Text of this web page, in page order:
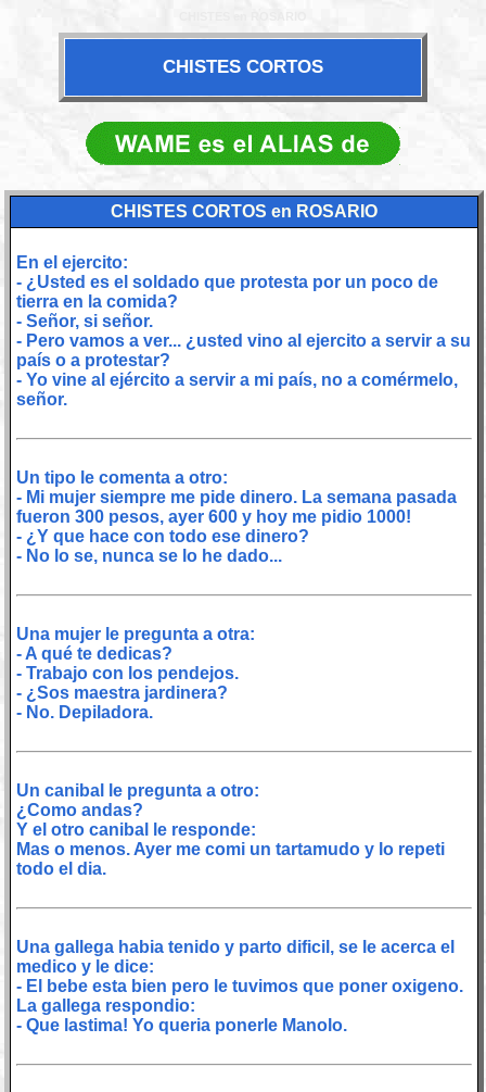
CHISTES CORTOS
CHISTES CORTOS en ROSARIO
En el ejercito:
- ¿Usted es el soldado que protesta por un poco de
tierra en la comida?
- Señor, si señor.
- Pero vamos a ver... ¿usted vino al ejercito a servir a su
país o a protestar?
- Yo vine al ejército a servir a mi país, no a comérmelo,
señor.
Un tipo le comenta a otro:
- Mi mujer siempre me pide dinero. La semana pasada
fueron 300 pesos, ayer 600 y hoy me pidio 1000!
- ¿Y que hace con todo ese dinero?
- No lo se, nunca se lo he dado...
Una mujer le pregunta a otra:
- A qué te dedicas?
- Trabajo con los pendejos.
- ¿Sos maestra jardinera?
- No. Depiladora.
Un canibal le pregunta a otro:
¿Como andas?
Y el otro canibal le responde:
Mas o menos. Ayer me comi un tartamudo y lo repeti
todo el dia.
Una gallega habia tenido y parto dificil, se le acerca el
medico y le dice:
- El bebe esta bien pero le tuvimos que poner oxigeno.
La gallega respondio:
- Que lastima! Yo queria ponerle Manolo.